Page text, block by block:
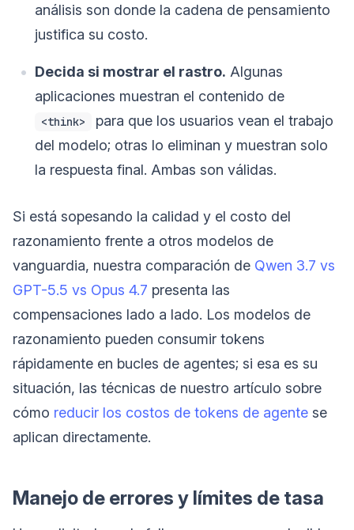
análisis son donde la cadena de pensamiento
justifica su costo.
Decida si mostrar el rastro. Algunas
aplicaciones muestran el contenido de
<think>
para que los usuarios vean el trabajo
del modelo; otras lo eliminan y muestran solo
la respuesta final. Ambas son válidas.
Si está sopesando la calidad y el costo del
razonamiento frente a otros modelos de
vanguardia, nuestra comparación de Qwen 3.7 vs
GPT-5.5 vs Opus 4.7 presenta las
compensaciones lado a lado. Los modelos de
razonamiento pueden consumir tokens
rápidamente en bucles de agentes; si esa es su
situación, las técnicas de nuestro artículo sobre
cómo reducir los costos de tokens de agente se
aplican directamente.
Manejo de errores y límites de tasa